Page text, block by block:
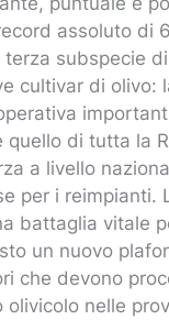
assoluto di
terza subspecie
cultivar di olivo:
quello di tutta la
a livello
per i
battaglia vitale
un nuovo
che devono
nelle